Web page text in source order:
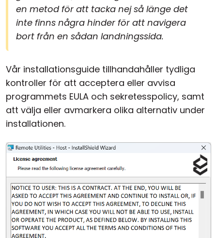
en metod för att tacka nej så länge det
inte finns några hinder för att navigera
bort från en sådan landningssida.
Vår installationsguide tillhandahåller tydliga
kontroller för att acceptera eller avvisa
programmets EULA och sekretesspolicy, samt
att välja eller avmarkera olika alternativ under
installationen.